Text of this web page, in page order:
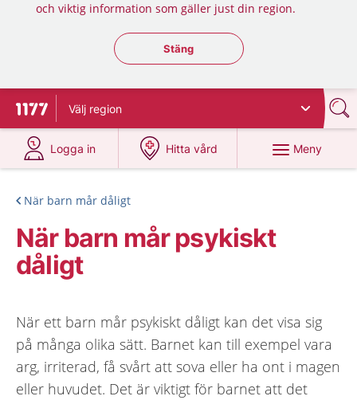
och viktig information som gäller just din region.
Stäng regionsväljaren
Stäng
Till startsidan för 1177
Välj region
Logga in
på 1177.se
Hitta vård
på 1177.se
Meny
När barn mår dåligt
När barn mår psykiskt
dåligt
När ett barn mår psykiskt dåligt kan det visa sig
på många olika sätt. Barnet kan till exempel vara
arg, irriterad, få svårt att sova eller ha ont i magen
eller huvudet. Det är viktigt för barnet att det